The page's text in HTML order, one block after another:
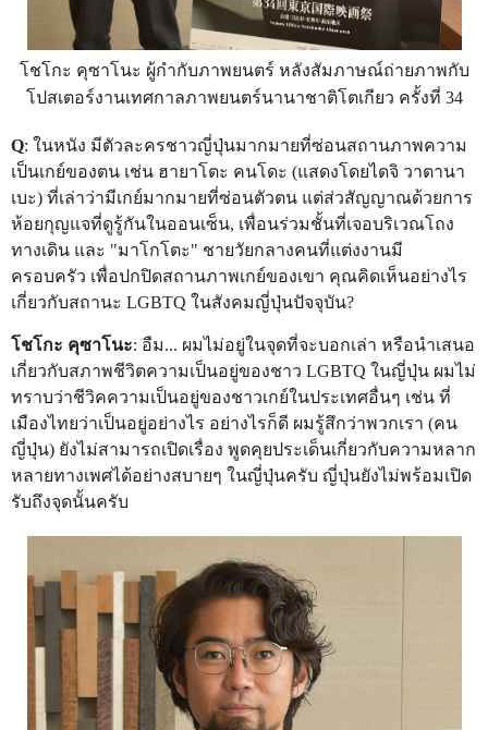
โชโกะ คุซาโนะ ผู้กำกับภาพยนตร์ หลังสัมภาษณ์ถ่ายภาพกับ
โปสเตอร์งานเทศกาลภาพยนตร์นานาชาติโตเกียว ครั้งที่ 34
Q: ในหนัง มีตัวละครชาวญี่ปุ่นมากมายที่ซ่อนสถานภาพความ
เป็นเกย์ของตน เช่น ฮายาโตะ คนโดะ (แสดงโดยไดจิ วาตานา
เบะ) ที่เล่าว่ามีเกย์มากมายที่ซ่อนตัวตน แต่ส่วสัญญาณด้วยการ
ห้อยกุญแจที่ดูรู้กันในออนเซ็น, เพื่อนร่วมชั้นที่เจอบริเวณโถง
ทางเดิน และ "มาโกโตะ" ชายวัยกลางคนที่แต่งงานมี
ครอบครัว เพื่อปกปิดสถานภาพเกย์ของเขา คุณคิดเห็นอย่างไร
เกี่ยวกับสถานะ LGBTQ ในสังคมญี่ปุ่นปัจจุบัน?
โชโกะ คุซาโนะ: อืม... ผมไม่อยู่ในจุดที่จะบอกเล่า หรือนำเสนอ
เกี่ยวกับสภาพชีวิตความเป็นอยู่ของชาว LGBTQ ในญี่ปุ่น ผมไม่
ทราบว่าชีวิคความเป็นอยู่ของชาวเกย์ในประเทศอื่นๆ เช่น ที่
เมืองไทยว่าเป็นอยู่อย่างไร อย่างไรก็ดี ผมรู้สึกว่าพวกเรา (คน
ญี่ปุ่น) ยังไม่สามารถเปิดเรื่อง พูดคุยประเด็นเกี่ยวกับความหลาก
หลายทางเพศได้อย่างสบายๆ ในญี่ปุ่นครับ ญี่ปุ่นยังไม่พร้อมเปิด
รับถึงจุดนั้นครับ